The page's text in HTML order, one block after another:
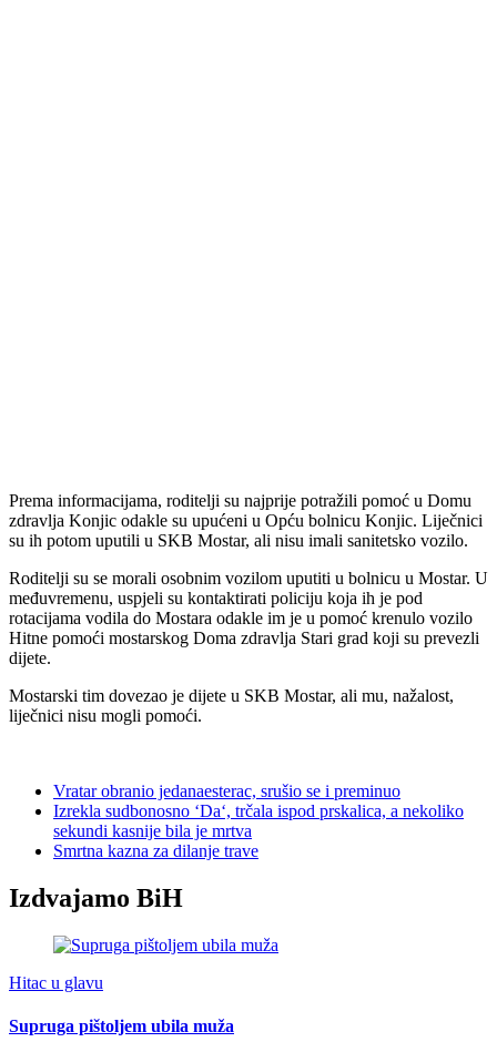
Prema informacijama, roditelji su najprije potražili pomoć u Domu
zdravlja Konjic odakle su upućeni u Opću bolnicu Konjic. Liječnici
su ih potom uputili u SKB Mostar, ali nisu imali sanitetsko vozilo.
Roditelji su se morali osobnim vozilom uputiti u bolnicu u Mostar. U
međuvremenu, uspjeli su kontaktirati policiju koja ih je pod
rotacijama vodila do Mostara odakle im je u pomoć krenulo vozilo
Hitne pomoći mostarskog Doma zdravlja Stari grad koji su prevezli
dijete.
Mostarski tim dovezao je dijete u SKB Mostar, ali mu, nažalost,
liječnici nisu mogli pomoći.
Vratar obranio jedanaesterac, srušio se i preminuo
Izrekla sudbonosno ‘Da‘, trčala ispod prskalica, a nekoliko
sekundi kasnije bila je mrtva
Smrtna kazna za dilanje trave
Izdvajamo BiH
Hitac u glavu
Supruga pištoljem ubila muža